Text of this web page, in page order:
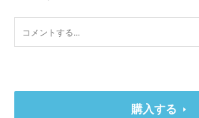
購入する